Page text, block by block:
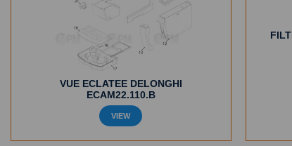
VUE ECLATEE DELONGHI
ECAM22.110.B
VIEW